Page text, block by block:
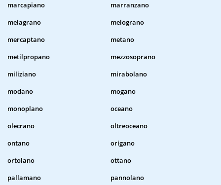
marcapiano
marranzano
melagrano
melograno
mercaptano
metano
metilpropano
mezzosoprano
miliziano
mirabolano
modano
mogano
monoplano
oceano
olecrano
oltreoceano
ontano
origano
ortolano
ottano
pallamano
pannolano